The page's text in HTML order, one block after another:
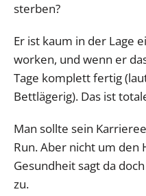
sterben?
Er ist kaum in der Lage
worken, und wenn er
Tage komplett fertig
Bettlägerig). Das ist
Man sollte sein
Run. Aber nicht um den
Gesundheit sagt da
zu.